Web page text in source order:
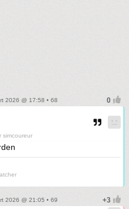
2026 @ 17:58 • 68
simcoureur
2026 @ 21:05 • 69